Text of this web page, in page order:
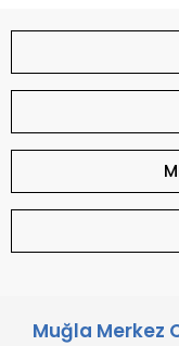
Muğla Merkez